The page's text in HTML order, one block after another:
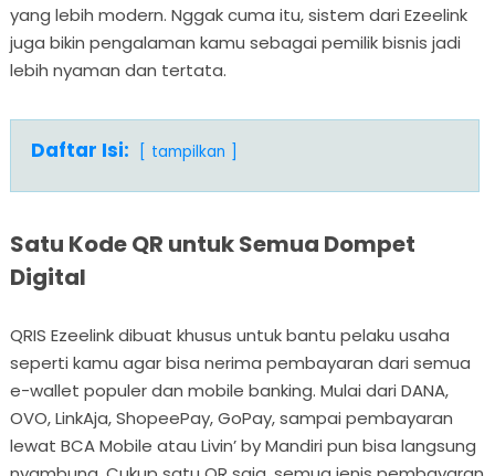
yang lebih modern. Nggak cuma itu, sistem dari Ezeelink
juga bikin pengalaman kamu sebagai pemilik bisnis jadi
lebih nyaman dan tertata.
Daftar Isi: tampilkan
Satu Kode QR untuk Semua Dompet
Digital
QRIS Ezeelink dibuat khusus untuk bantu pelaku usaha
seperti kamu agar bisa nerima pembayaran dari semua
e-wallet populer dan mobile banking. Mulai dari DANA,
OVO, LinkAja, ShopeePay, GoPay, sampai pembayaran
lewat BCA Mobile atau Livin’ by Mandiri pun bisa langsung